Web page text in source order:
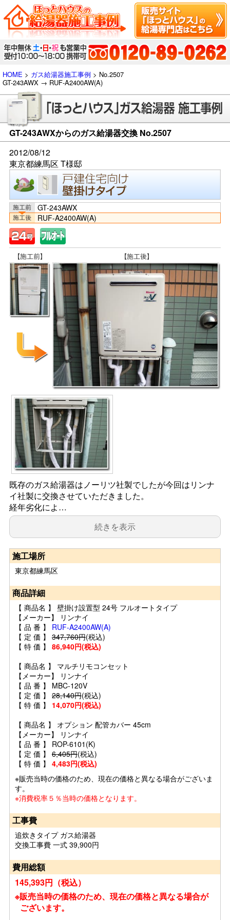
HOME > ガス給湯器施工事例 > No.2507
GT-243AWX → RUF-A2400AW(A)
GT-243AWXからのガス給湯器交換 No.2507
2012/08/12
東京都練馬区 T様邸
GT-243AWX
RUF-A2400AW(A)
既存のガス給湯器はノーリツ社製でしたが今回はリンナ
イ社製に交換させていただきました。
経年劣化によ…
続きを表示
施工場所
東京都練馬区
商品詳細
【 商品名 】 壁掛け設置型 24号 フルオートタイプ
【メーカー】 リンナイ
【 品 番 】 RUF-A2400AW(A)
【 定 価 】 347,760円(税込)
【 特 価 】 86,940円(税込)
【 商品名 】 マルチリモコンセット
【メーカー】 リンナイ
【 品 番 】 MBC-120V
【 定 価 】 28,140円(税込)
【 特 価 】 14,070円(税込)
【 商品名 】 オプション 配管カバー 45cm
【メーカー】 リンナイ
【 品 番 】 ROP-6101(K)
【 定 価 】 6,405円(税込)
【 特 価 】 4,483円(税込)
※販売当時の価格のため、現在の価格と異なる場合がございま
す。
※消費税率５％当時の価格となります。
工事費
追炊きタイプ ガス給湯器
交換工事費 一式 39,900円
費用総額
145,393円（税込）
※販売当時の価格のため、現在の価格と異なる場合が
ございます。